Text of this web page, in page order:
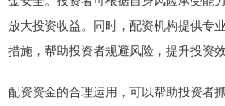
放大投资收益。同时，配资机构提供专
措施，帮助投资者规避风险，提升投资效
配资资金的合理运用，可以帮助投资者